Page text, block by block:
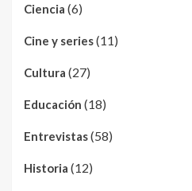
Ciencia (6)
Cine y series(11)
Cultura (27)
Educación (18)
Entrevistas(58)
Historia (12)